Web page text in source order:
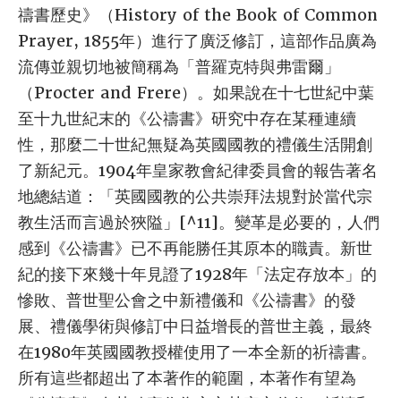
禱書歷史》（History of the Book of Common
Prayer, 1855年）進行了廣泛修訂，這部作品廣為
流傳並親切地被簡稱為「普羅克特與弗雷爾」
（Procter and Frere）。如果說在十七世紀中葉
至十九世紀末的《公禱書》研究中存在某種連續
性，那麼二十世紀無疑為英國國教的禮儀生活開創
了新紀元。1904年皇家教會紀律委員會的報告著名
地總結道：「英國國教的公共崇拜法規對於當代宗
教生活而言過於狹隘」[^11]。變革是必要的，人們
感到《公禱書》已不再能勝任其原本的職責。新世
紀的接下來幾十年見證了1928年「法定存放本」的
慘敗、普世聖公會之中新禮儀和《公禱書》的發
展、禮儀學術與修訂中日益增長的普世主義，最終
在1980年英國國教授權使用了一本全新的祈禱書。
所有這些都超出了本著作的範圍，本著作有望為